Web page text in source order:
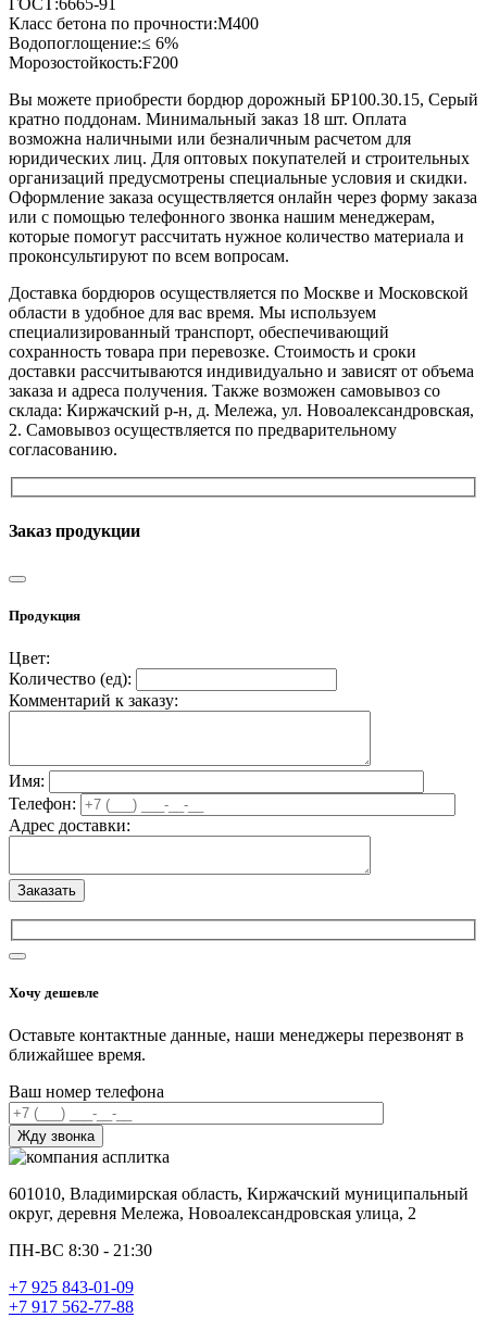
Класс бетона по прочности:М400
Водопоглощение:≤ 6%
Морозостойкость:F200
Вы можете приобрести бордюр дорожный БР100.30.15, Серый
кратно поддонам. Минимальный заказ 18 шт. Оплата
возможна наличными или безналичным расчетом для
юридических лиц. Для оптовых покупателей и строительных
организаций предусмотрены специальные условия и скидки.
Оформление заказа осуществляется онлайн через форму заказа
или с помощью телефонного звонка нашим менеджерам,
которые помогут рассчитать нужное количество материала и
проконсультируют по всем вопросам.
Доставка бордюров осуществляется по Москве и Московской
области в удобное для вас время. Мы используем
специализированный транспорт, обеспечивающий
сохранность товара при перевозке. Стоимость и сроки
доставки рассчитываются индивидуально и зависят от объема
заказа и адреса получения. Также возможен самовывоз со
склада: Киржачский р-н, д. Мележа, ул. Новоалександровская,
2. Самовывоз осуществляется по предварительному
согласованию.
Заказ продукции
Продукция
Цвет:
Количество (ед):
Комментарий к заказу:
Имя:
Телефон:
Адрес доставки:
Хочу дешевле
Оставьте контактные данные, наши менеджеры перезвонят в
ближайшее время.
Ваш номер телефона
601010, Владимирская область, Киржачский муниципальный
округ, деревня Мележа, Новоалександровская улица, 2
ПН-ВС 8:30 - 21:30
+7 925 843-01-09
+7 917 562-77-88